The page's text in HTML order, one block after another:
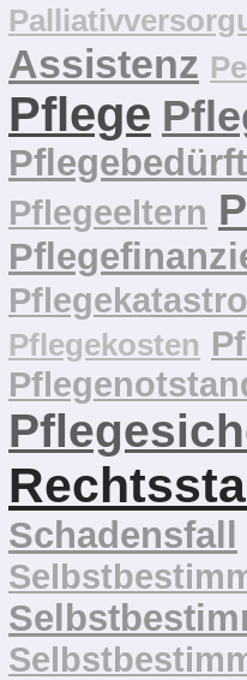
Assistenz
Pflege
Pflegeeltern
Pflegekosten
Schadensfall